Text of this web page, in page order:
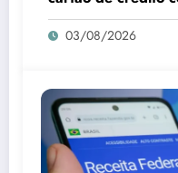
03/08/2026